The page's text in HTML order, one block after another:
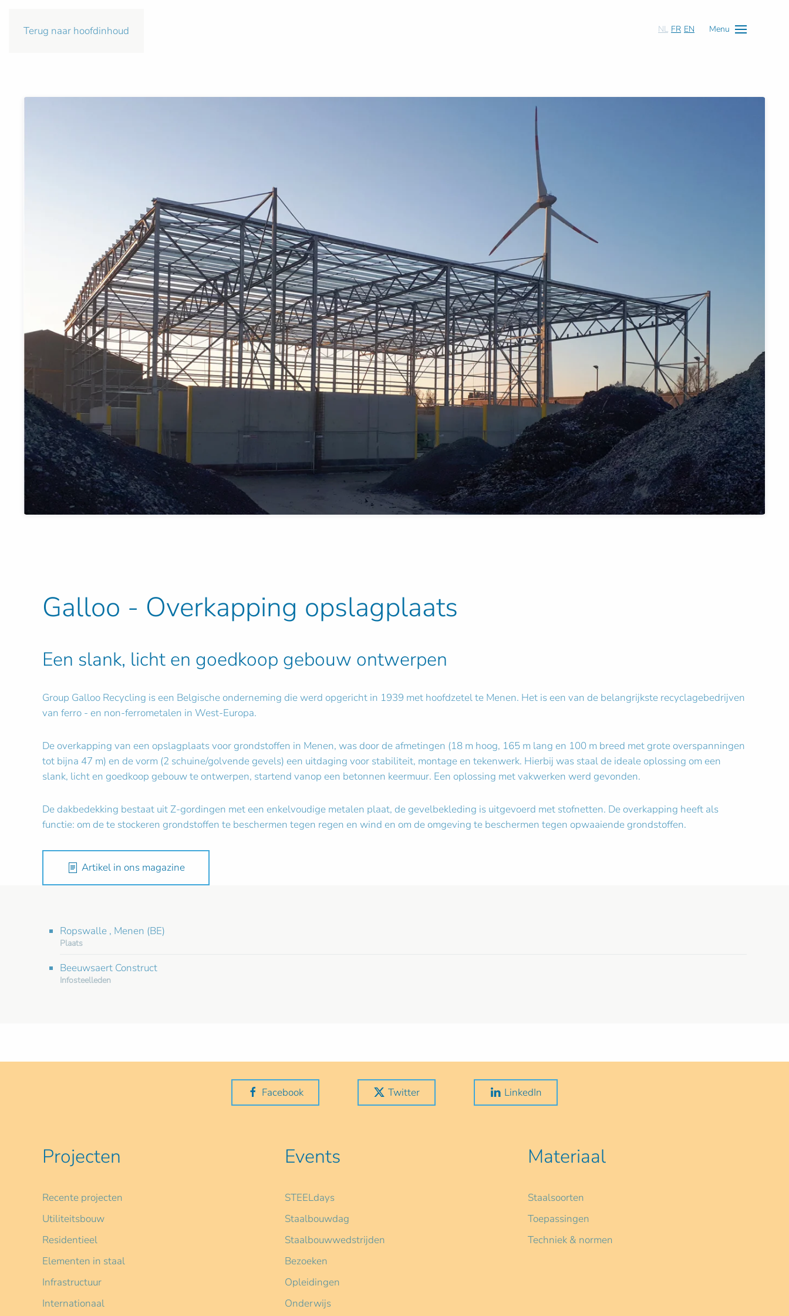
Terug naar hoofdinhoud NL FR EN Menu
Galloo - Overkapping opslagplaats
Een slank, licht en goedkoop gebouw ontwerpen
Group Galloo Recycling is een Belgische onderneming die werd opgericht in 1939 met hoofdzetel te Menen. Het is een van de belangrijkste recyclagebedrijven
van ferro - en non-ferrometalen in West-Europa.
De overkapping van een opslagplaats voor grondstoffen in Menen, was door de afmetingen (18 m hoog, 165 m lang en 100 m breed met grote overspanningen
tot bijna 47 m) en de vorm (2 schuine/golvende gevels) een uitdaging voor stabiliteit, montage en tekenwerk. Hierbij was staal de ideale oplossing om een
slank, licht en goedkoop gebouw te ontwerpen, startend vanop een betonnen keermuur. Een oplossing met vakwerken werd gevonden.
De dakbedekking bestaat uit Z-gordingen met een enkelvoudige metalen plaat, de gevelbekleding is uitgevoerd met stofnetten. De overkapping heeft als
functie: om de te stockeren grondstoffen te beschermen tegen regen en wind en om de omgeving te beschermen tegen opwaaiende grondstoffen.
Artikel in ons magazine
Ropswalle , Menen (BE)
Plaats
Beeuwsaert Construct
Infosteelleden
Facebook Twitter LinkedIn
Projecten
Recente projecten
Utiliteitsbouw
Residentieel
Elementen in staal
Infrastructuur
Internationaal
Events
STEELdays
Staalbouwdag
Staalbouwwedstrijden
Bezoeken
Opleidingen
Onderwijs
Materiaal
Staalsoorten
Toepassingen
Techniek & normen